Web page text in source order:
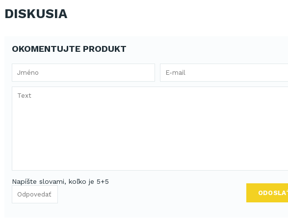
DISKUSIA
OKOMENTUJTE PRODUKT
Napíšte slovami, koľko je 5+5